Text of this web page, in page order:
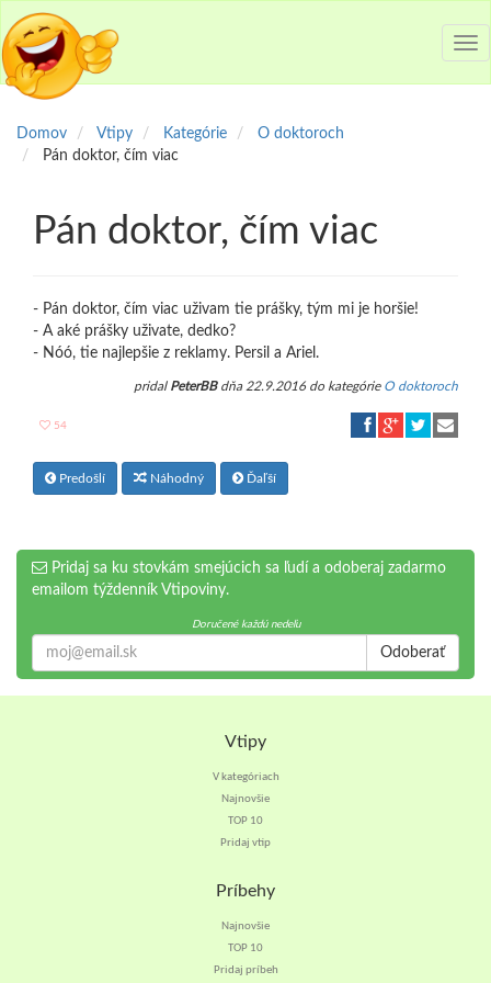
Domov Vtipy Kategórie
O doktoroch
Pán doktor, čím viac
Pán doktor, čím viac
- Pán doktor, čím viac uživam tie prášky, tým mi je horšie!
- A aké prášky uživate, dedko?
- Nóó, tie najlepšie z reklamy. Persil a Ariel.
pridal PeterBBdňa 22.9.2016 do kategórie O doktoroch
54
Predošlí Náhodný Ďaľší
Pridaj sa ku stovkám smejúcich sa ľudí a odoberaj zadarmo
emailom týždenník Vtipoviny.
Doručené každú nedeľu
Odoberať
Vtipy
V kategóriach
Najnovšie
TOP 10
Pridaj vtip
Príbehy
Najnovšie
TOP 10
Pridaj príbeh